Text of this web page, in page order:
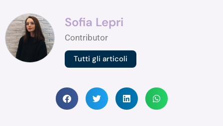
Sofia Lepri
Contributor
Tutti gli articoli